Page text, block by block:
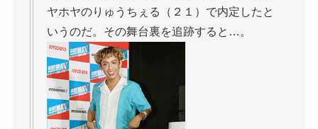
ヤホヤのりゅうちぇる（２１）で内定したと
いうのだ。その舞台裏を追跡すると…。